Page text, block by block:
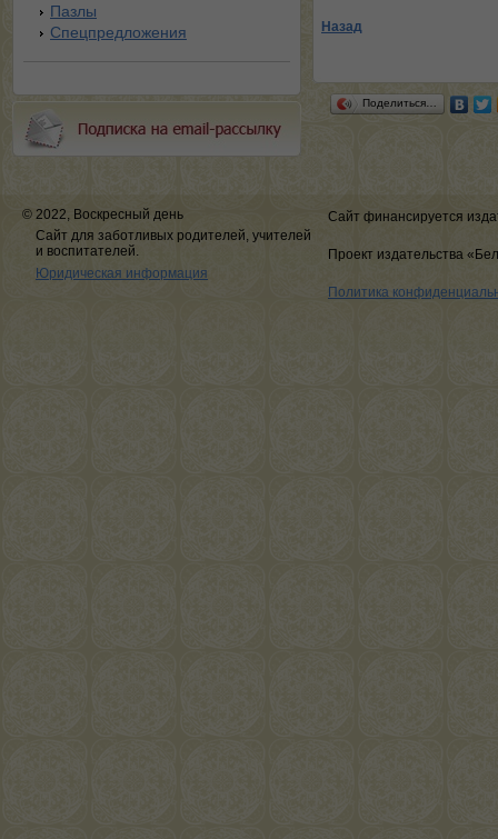
Пазлы
Спецпредложения
Назад
Поделиться…
© 2022, Воскресный день
Сайт для заботливых родителей, учителей
и воспитателей.
Юридическая информация
Сайт финансируется
Проект издательства
Политика